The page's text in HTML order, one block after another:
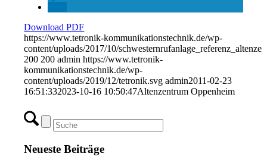
Download PDF
https://www.tetronik-kommunikationstechnik.de/wp-
content/uploads/2017/10/
200 200 admin https://www.tetronik-
kommunikationstechnik.de/wp-
content/uploads/2019/12/tetronik.svg admin2011-02-23
16:51:332023-10-16 10:50:47Altenzentrum Oppenheim
Neueste Beiträge